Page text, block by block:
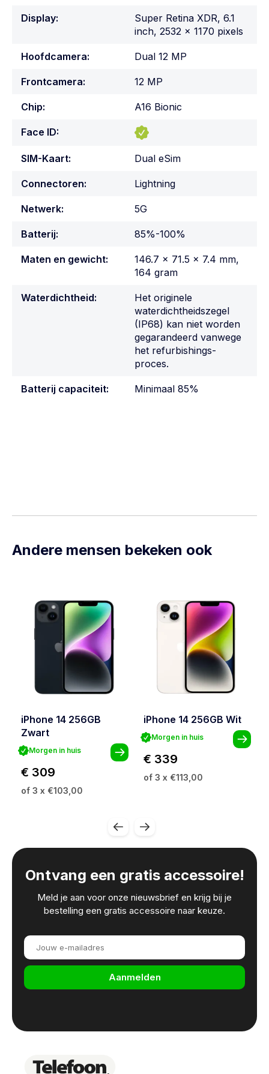
Display:
Super Retina XDR, 6.1
inch, 2532 x 1170 pixels
Hoofdcamera: Dual 12 MP
Frontcamera: 12 MP
Chip: A16 Bionic
Face ID:
SIM-Kaart: Dual eSim
Connectoren: Lightning
Netwerk: 5G
Batterij: 85%-100%
Maten en gewicht:
146.7 x 71.5 x 7.4 mm,
164 gram
Waterdichtheid:
Het originele
waterdichtheidszegel
(IP68) kan niet worden
gegarandeerd vanwege
het refurbishings-
proces.
Batterij capaciteit: Minimaal 85%
Andere mensen bekeken ook
iPhone 14 256GB
Zwart
Morgen in huis
€ 309
of 3 x €103,00
iPhone 14 256GB Wit
Morgen in huis
€ 339
of 3 x €113,00
Ontvang een gratis accessoire!
Meld je aan voor onze nieuwsbrief en krijg bij je
bestelling een gratis accessoire naar keuze.
Aanmelden